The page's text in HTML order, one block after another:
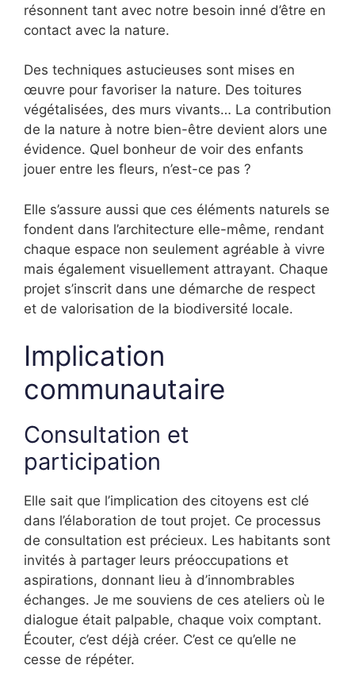
résonnent tant avec notre besoin inné d’être en
contact avec la nature.
Des techniques astucieuses sont mises en
œuvre pour favoriser la nature. Des toitures
végétalisées, des murs vivants… La contribution
de la nature à notre bien-être devient alors une
évidence. Quel bonheur de voir des enfants
jouer entre les fleurs, n’est-ce pas ?
Elle s’assure aussi que ces éléments naturels se
fondent dans l’architecture elle-même, rendant
chaque espace non seulement agréable à vivre
mais également visuellement attrayant. Chaque
projet s’inscrit dans une démarche de respect
et de valorisation de la biodiversité locale.
Implication
communautaire
Consultation et
participation
Elle sait que l’implication des citoyens est clé
dans l’élaboration de tout projet. Ce processus
de consultation est précieux. Les habitants sont
invités à partager leurs préoccupations et
aspirations, donnant lieu à d’innombrables
échanges. Je me souviens de ces ateliers où le
dialogue était palpable, chaque voix comptant.
Écouter, c’est déjà créer. C’est ce qu’elle ne
cesse de répéter.